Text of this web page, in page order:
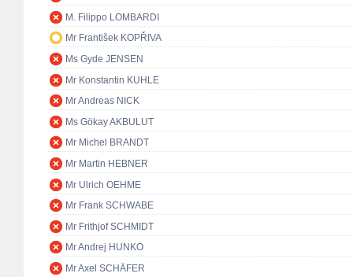
M. Filippo LOMBARDI
Mr František KOPŘIVA
Ms Gyde JENSEN
Mr Konstantin KUHLE
Mr Andreas NICK
Ms Gökay AKBULUT
Mr Michel BRANDT
Mr Martin HEBNER
Mr Ulrich OEHME
Mr Frank SCHWABE
Mr Frithjof SCHMIDT
Mr Andrej HUNKO
Mr Axel SCHÄFER